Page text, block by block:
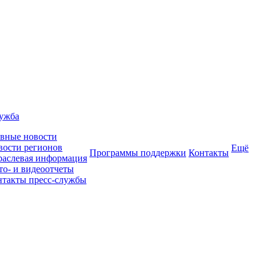
новости
регионов
информация
и видеоотчеты
пресс-службы
Программы поддержки Контакты Ещё